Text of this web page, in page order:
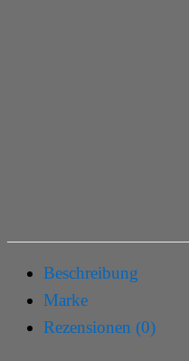
Beschreibung
Marke
Rezensionen (0)